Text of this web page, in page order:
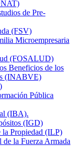
de Pre-
(FSV)
Microempresaria
(FOSALUD)
Beneficios de los
(INABVE)
Pública
(IBA).
(IGD)
la Propiedad (ILP)
la Fuerza Armada